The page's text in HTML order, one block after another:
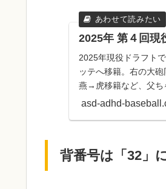
2025年 第４回現
2025年現役ドラフト
ッテへ移籍。右の大
燕→虎移籍など、父ち
asd-adhd-
背番号は「32」